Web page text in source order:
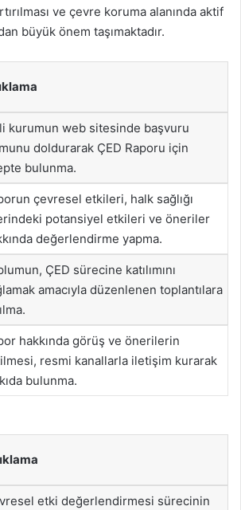
ve çevre koruma alanında aktif
büyük önem taşımaktadır.
kurumun web sitesinde başvuru
doldurarak ÇED Raporu için
bulunma.
çevresel etkileri, halk sağlığı
potansiyel etkileri ve öneriler
değerlendirme yapma.
ÇED sürecine katılımını
amacıyla düzenlenen toplantılara
hakkında görüş ve önerilerin
resmi kanallarla iletişim kurarak
bulunma.
etki değerlendirmesi sürecinin